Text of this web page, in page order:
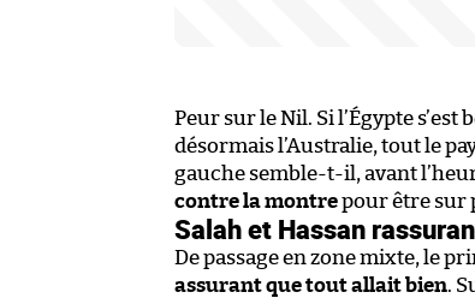
Peur sur le Nil. Si l’Égypte
désormais l’Australie, tout le
gauche semble-t-il, avant
contre la montrepour être sur
Salah et Hassan
De passage en zone mixte, le
assurant que tout allait bien.